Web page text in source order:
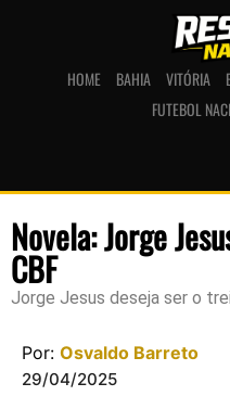
HOME BAHIA VITÓRIA
FUTEBOL
Novela: Jorge
CBF
Jorge Jesus deseja ser o
Por: Osvaldo Barreto
29/04/2025